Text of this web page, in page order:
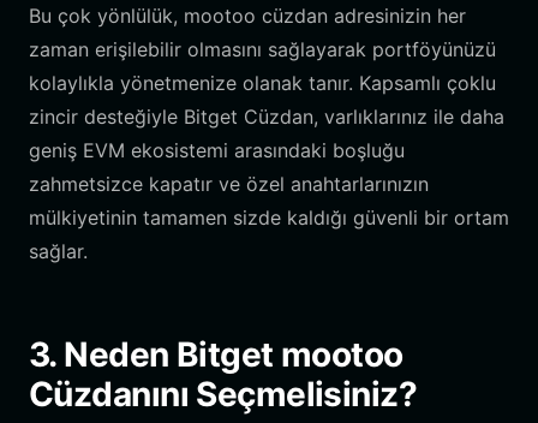
Bu çok yönlülük, mootoo cüzdan adresinizin her
zaman erişilebilir olmasını sağlayarak portföyünüzü
kolaylıkla yönetmenize olanak tanır. Kapsamlı çoklu
zincir desteğiyle Bitget Cüzdan, varlıklarınız ile daha
geniş EVM ekosistemi arasındaki boşluğu
zahmetsizce kapatır ve özel anahtarlarınızın
mülkiyetinin tamamen sizde kaldığı güvenli bir ortam
sağlar.
3. Neden Bitget mootoo
Cüzdanını Seçmelisiniz?